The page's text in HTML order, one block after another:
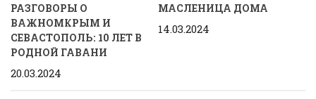
РАЗГОВОРЫ О
ВАЖНОМКРЫМ И
СЕВАСТОПОЛЬ: 10 ЛЕТ В
РОДНОЙ ГАВАНИ
20.03.2024
МАСЛЕНИЦА ДОМА
14.03.2024